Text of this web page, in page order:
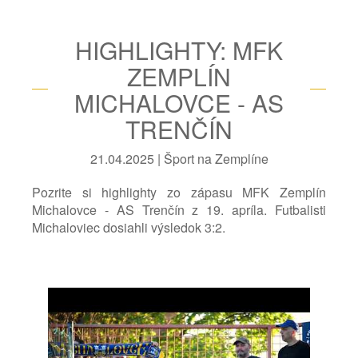
HIGHLIGHTY: MFK
ZEMPLÍN
MICHALOVCE - AS
TRENČÍN
21.04.2025 | Šport na Zemplíne
Pozrite si highlighty zo zápasu MFK Zemplín
Michalovce - AS Trenčín z 19. apríla. Futbalisti
Michaloviec dosiahli výsledok 3:2.